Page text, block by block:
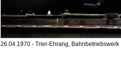
26.04.1970 - Trier-Ehrang, Bahnbetriebswerk